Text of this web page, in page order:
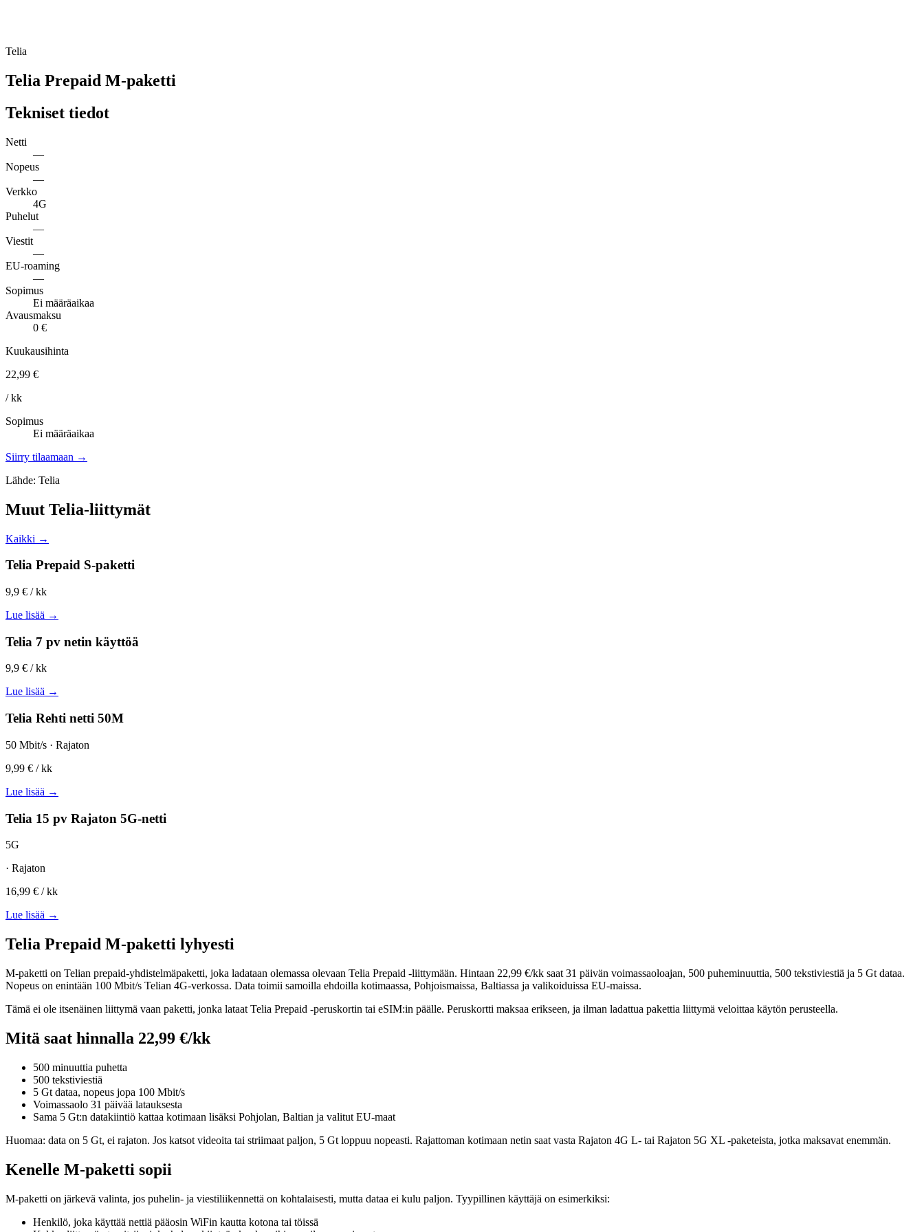
Telia
Telia Prepaid M-paketti
Tekniset tiedot
Netti
—
Nopeus
—
Verkko
4G
Puhelut
—
Viestit
—
EU-roaming
—
Sopimus
Ei määräaikaa
Avausmaksu
0 €
Kuukausihinta
22,99 €
/ kk
Sopimus
Ei määräaikaa
Siirry tilaamaan →
Lähde: Telia
Muut Telia-liittymät
Kaikki →
Telia Prepaid S-paketti
9,9 € / kk
Lue lisää →
Telia 7 pv netin käyttöä
9,9 € / kk
Lue lisää →
Telia Rehti netti 50M
50 Mbit/s · Rajaton
9,99 € / kk
Lue lisää →
Telia 15 pv Rajaton 5G-netti
5G
· Rajaton
16,99 € / kk
Lue lisää →
Telia Prepaid M-paketti lyhyesti
M-paketti on Telian prepaid-yhdistelmäpaketti, joka ladataan olemassa olevaan Telia Prepaid -liittymään. Hintaan 22,99 €/kk saat 31 päivän voimassaoloajan, 500 puheminuuttia, 500 tekstiviestiä ja 5 Gt dataa.
Nopeus on enintään 100 Mbit/s Telian 4G-verkossa. Data toimii samoilla ehdoilla kotimaassa, Pohjoismaissa, Baltiassa ja valikoiduissa EU-maissa.
Tämä ei ole itsenäinen liittymä vaan paketti, jonka lataat Telia Prepaid -peruskortin tai eSIM:in päälle. Peruskortti maksaa erikseen, ja ilman ladattua pakettia liittymä veloittaa käytön perusteella.
Mitä saat hinnalla 22,99 €/kk
500 minuuttia puhetta
500 tekstiviestiä
5 Gt dataa, nopeus jopa 100 Mbit/s
Voimassaolo 31 päivää latauksesta
Sama 5 Gt:n datakiintiö kattaa kotimaan lisäksi Pohjolan, Baltian ja valitut EU-maat
Huomaa: data on 5 Gt, ei rajaton. Jos katsot videoita tai striimaat paljon, 5 Gt loppuu nopeasti. Rajattoman kotimaan netin saat vasta Rajaton 4G L- tai Rajaton 5G XL -paketeista, jotka maksavat enemmän.
Kenelle M-paketti sopii
M-paketti on järkevä valinta, jos puhelin- ja viestiliikennettä on kohtalaisesti, mutta dataa ei kulu paljon. Tyypillinen käyttäjä on esimerkiksi:
Henkilö, joka käyttää nettiä pääosin WiFin kautta kotona tai töissä